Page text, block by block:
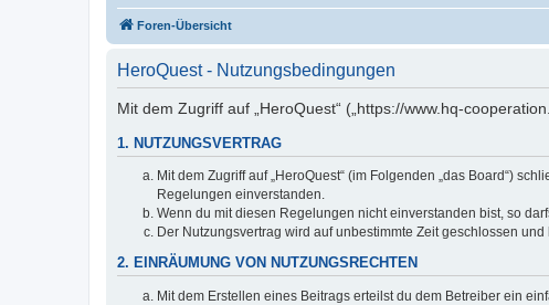
Foren-Übersicht
HeroQuest - Nutzungsbedingungen
Mit dem Zugriff auf „HeroQuest“ („https://www.hq-
1. NUTZUNGSVERTRAG
Mit dem Zugriff auf „HeroQuest“ (im Folgenden „das Board“)
Regelungen einverstanden.
Wenn du mit diesen Regelungen nicht einverstanden bist, so
Der Nutzungsvertrag wird auf unbestimmte Zeit geschlossen
2. EINRÄUMUNG VON NUTZUNGSRECHTEN
Mit dem Erstellen eines Beitrags erteilst du dem Betreiber ein